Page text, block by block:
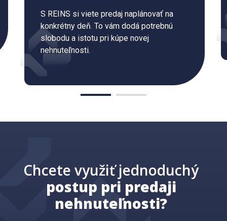
S REINS si viete predaj naplánovať na
konkrétny deň. To vám dodá potrebnú
slobodu a istotu pri kúpe novej
nehnuteľnosti.
Chcete využiť jednoduchý
postup pri predaji
nehnuteľnosti?